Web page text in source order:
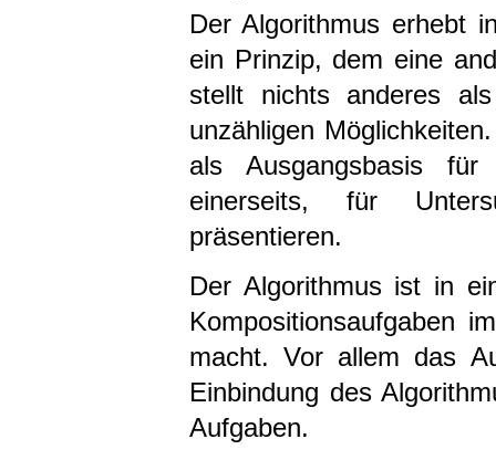
Der Algorithmus erhebt
ein Prinzip, dem eine
stellt nichts anderes
unzähligen
als Ausgangsbasis für
einerseits, für
präsentieren.
Der Algorithmus ist in
Kompositionsaufgaben
macht. Vor allem das
Einbindung des
Aufgaben.